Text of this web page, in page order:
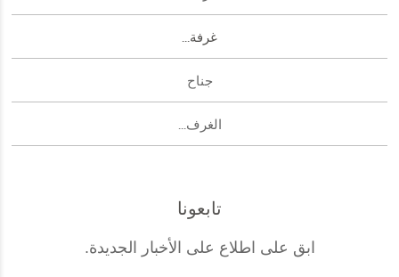
غرفة...
جناح
الغرف...
تابعونا
ابق على اطلاع على الأخبار الجديدة.